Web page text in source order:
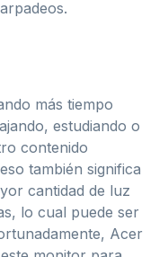
más tiempo
estudiando o
contenido
también significa
cantidad de luz
lo cual puede ser
Acer